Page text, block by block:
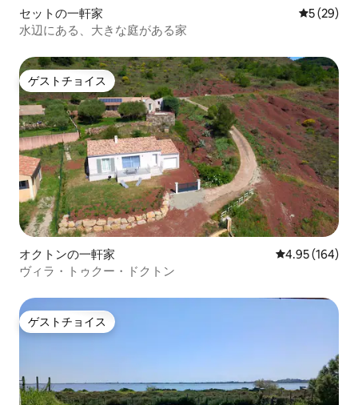
セットの一軒家 レビュー
5 (29)
水辺にある、大きな庭がある家
ゲストチョイス
ゲストチョイス
オクトンの一軒家 レビュー164
4.95 (164)
ヴィラ・トゥクー・ドクトン
ゲストチョイス
ゲストチョイス